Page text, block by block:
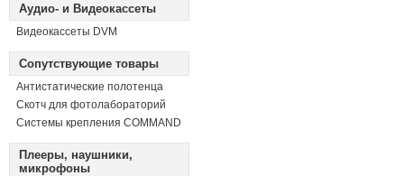
Аудио- и Видеокассеты
Видеокассеты DVM
Сопутствующие товары
Антистатические полотенца
Скотч для фотолабораторий
Системы крепления COMMAND
Плееры, наушники,
микрофоны